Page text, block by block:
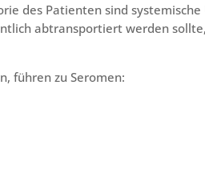
des Patienten sind
abtransportiert werden
führen zu Seromen: